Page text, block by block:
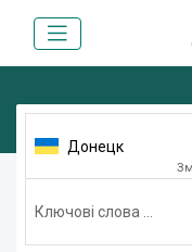
Донецк